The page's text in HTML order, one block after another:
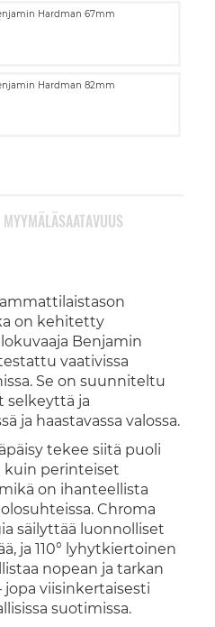
Hardman 67mm
Hardman 82mm
on kehitetty
Benjamin
vaativissa
Se on suunniteltu
selkeyttä ja
ja haastavassa valossa.
tekee siitä puoli
kuin perinteiset
on ihanteellista
Chroma
säilyttää luonnolliset
ja 110° lyhytkiertoinen
nopean ja tarkan
jopa viisinkertaisesti
suotimissa.
MYYMÄLÄSAATAVUUS